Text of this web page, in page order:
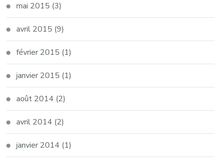
mai 2015 (3)
avril 2015 (9)
février 2015 (1)
janvier 2015 (1)
août 2014 (2)
avril 2014 (2)
janvier 2014 (1)